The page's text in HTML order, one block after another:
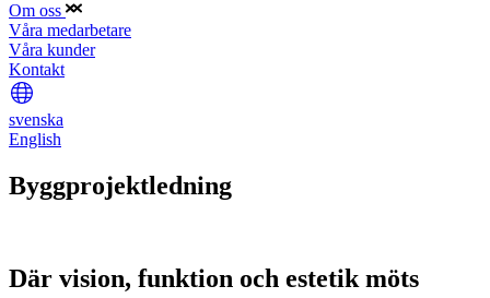
Om oss
Våra medarbetare
Våra kunder
Kontakt
svenska
English
Bygg­projekt­ledning
Där vision, funktion och estetik möts